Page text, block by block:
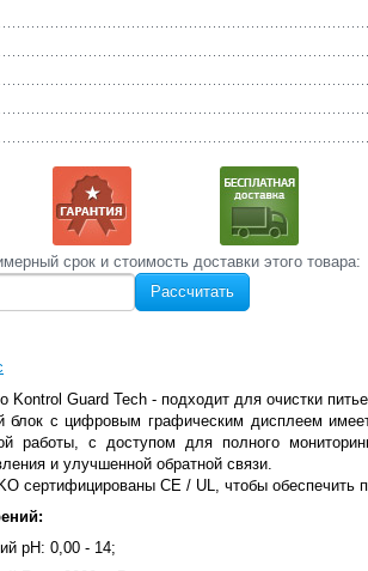
срок и стоимость‌ доставки этого товара:
Рассчитать
Kontrol Guard Tech - подходит для очистки
с цифровым графическим дисплеем
работы, с доступом для полного
и улучшенной обратной связи.
CE / UL, чтобы обеспечить
pH: 0,00 - 14;